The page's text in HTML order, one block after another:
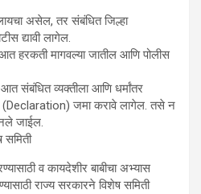
असेल, तर संबंधित जिल्हा
द्यावी लागेल.
हरकती मागवल्या जातील आणि पोलीस
आत संबंधित व्यक्तीला आणि धर्मांतर
(Declaration) जमा करावे लागेल. तसे न
जाईल.
समिती
व कायदेशीर बाबीचा अभ्यास
राज्य सरकारने विशेष समिती